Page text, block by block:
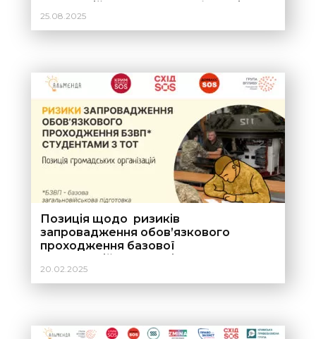
територій України через брак місць
державного замовлення
25.08.2025
Позиція щодо ризиків
запровадження обов’язкового
проходження базової
загальновійськової підготовки
студентами, які проживають на
тимчасово окупованих територіях
20.02.2025